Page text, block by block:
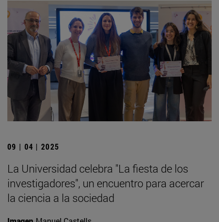
09 | 04 | 2025
La Universidad celebra "La fiesta de los
investigadores", un encuentro para acercar
la ciencia a la sociedad